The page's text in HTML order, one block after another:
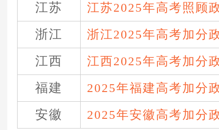
江苏 江苏2025年高考照顾
浙江 浙江2025年高考加分
江西 江西2025年高考加分
福建 2025年福建高考加分
安徽 2025年安徽高考加分